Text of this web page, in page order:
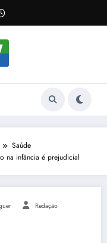
Saúde
na infância é prejudicial
Redação